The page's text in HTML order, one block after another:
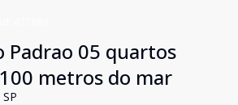
Padrao 05 quartos
metros do mar